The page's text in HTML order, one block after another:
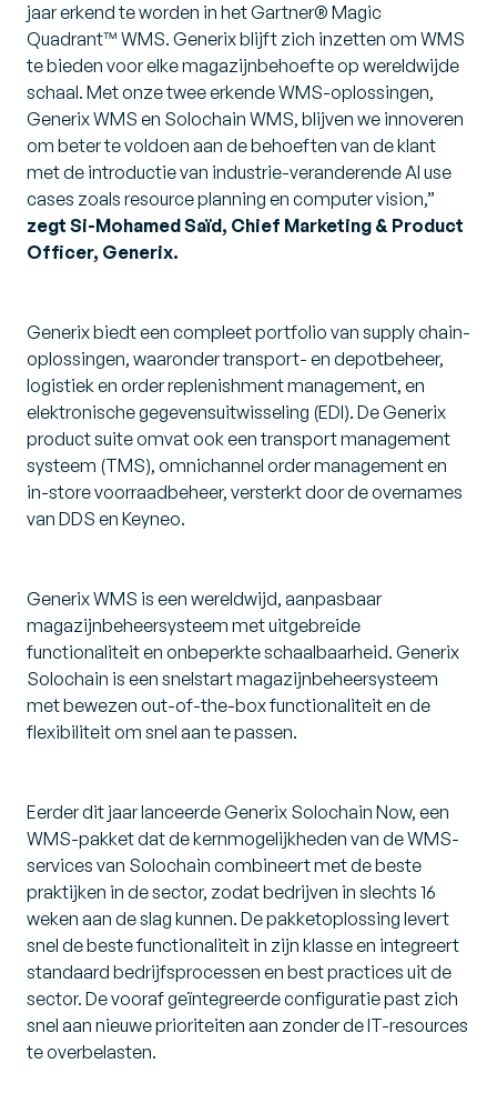
jaar erkend te worden in het Gartner® Magic
Quadrant™ WMS. Generix blijft zich inzetten om WMS
te bieden voor elke magazijnbehoefte op wereldwijde
schaal. Met onze twee erkende WMS-oplossingen,
Generix WMS en Solochain WMS, blijven we innoveren
om beter te voldoen aan de behoeften van de klant
met de introductie van industrie-veranderende AI use
cases zoals resource planning en computer vision,”
zegt Si-Mohamed Saïd, Chief Marketing & Product
Officer, Generix.
Generix biedt een compleet portfolio van supply chain-
oplossingen, waaronder transport- en depotbeheer,
logistiek en order replenishment management, en
elektronische gegevensuitwisseling (EDI). De Generix
product suite omvat ook een transport management
systeem (TMS), omnichannel order management en
in-store voorraadbeheer, versterkt door de overnames
van DDS en Keyneo.
Generix WMS is een wereldwijd, aanpasbaar
magazijnbeheersysteem met uitgebreide
functionaliteit en onbeperkte schaalbaarheid. Generix
Solochain is een snelstart magazijnbeheersysteem
met bewezen out-of-the-box functionaliteit en de
flexibiliteit om snel aan te passen.
Eerder dit jaar lanceerde Generix Solochain Now, een
WMS-pakket dat de kernmogelijkheden van de WMS-
services van Solochain combineert met de beste
praktijken in de sector, zodat bedrijven in slechts 16
weken aan de slag kunnen. De pakketoplossing levert
snel de beste functionaliteit in zijn klasse en integreert
standaard bedrijfsprocessen en best practices uit de
sector. De vooraf geïntegreerde configuratie past zich
snel aan nieuwe prioriteiten aan zonder de IT-resources
te overbelasten.